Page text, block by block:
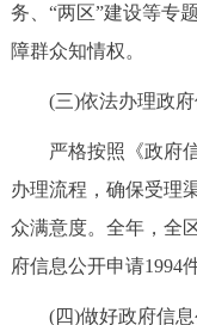
北京概况
绿色北京
多语种
务、“两区”建设等专
障群众知情权。
(三)依法办理政府
严格按照《政府信
办理流程，确保受理
众满意度。全年，全
府信息公开申请1994件
(四)做好政府信息